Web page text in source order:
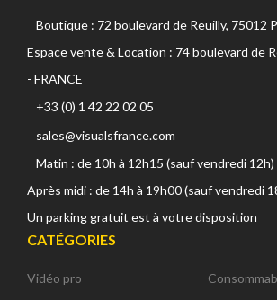
Boutique : 72 boulevard de Reuilly, 75012
Espace vente & Location : 74 boulevard de
- FRANCE
+33 (0) 1 42 22 02 05
sales@visualsfrance.com
Matin : de 10h à 12h15 (sauf vendredi 12h)
Après midi : de 14h à 19h00 (sauf vendredi
Un parking gratuit est à votre disposition
CATÉGORIES
Vidéo pro